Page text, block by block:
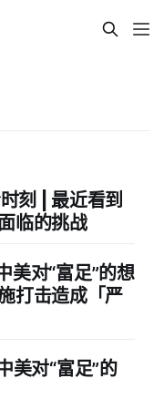
刻 | 最近看到
临的挑战
美对“富足”的想
打击造成「严
美对“富足”的